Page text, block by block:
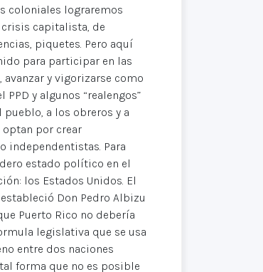
coloniales lograremos
capitalista, de
piquetes. Pero aquí
para participar en las
y vigorizarse como
y algunos “realengos”
a los obreros y a
por crear
independentistas. Para
estado político en el
los Estados Unidos. El
Don Pedro Albizu
Puerto Rico no debería
legislativa que se usa
entre dos naciones
forma que no es posible